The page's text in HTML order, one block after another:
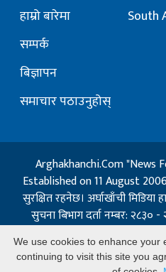
हाम्रो बारेमा
सम्पर्क
बिज्ञापन
समाचार पठाउनुहोस्
South
Arghakhanchi.Com "News
Established on 11 August
सुरक्षित रहनेछ। अर्घाखाँची मिडिया
सुचना बिभाग दर्ता नम्बर: २८३०
नम्बर: १३२ / २०७३-०४-२१ |
७-
Powered By:
We use cookies to enhance your
continuing to visit this site you